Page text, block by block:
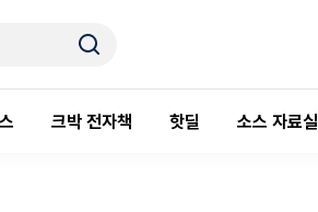
크박 전자책 핫딜 소스 자료실